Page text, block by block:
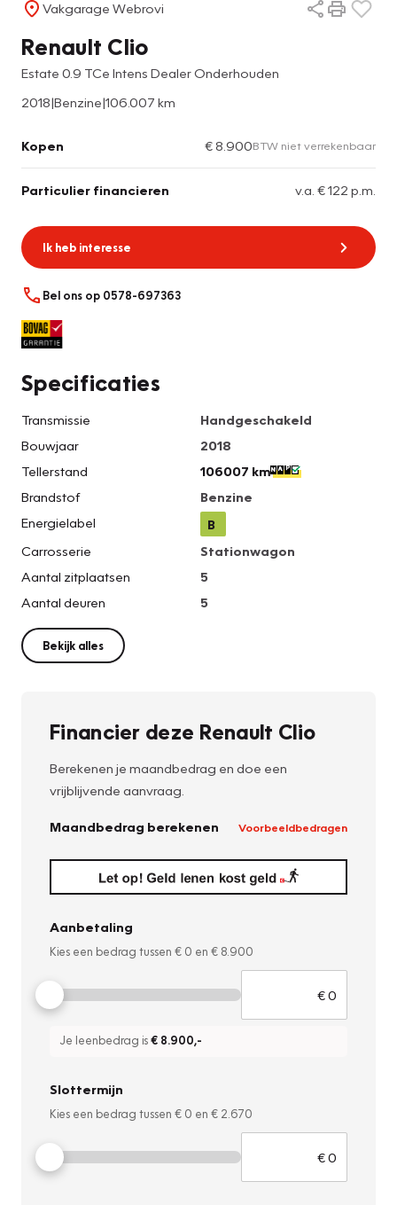
Vakgarage Webrovi
Renault Clio
Estate 0.9 TCe Intens Dealer Onderhouden
2018|Benzine|106.007 km
Kopen € 8.900BTW niet verrekenbaar
Particulier financieren v.a. € 122 p.m.
Ik heb interesse
Bel ons op 0578-697363
Specificaties
Transmissie
Handgeschakeld
Bouwjaar
2018
Tellerstand
106007 km
Brandstof
Benzine
Energielabel
B
Carrosserie
Stationwagon
Aantal zitplaatsen
5
Aantal deuren
5
Bekijk alles
Financier deze Renault Clio
Berekenen je maandbedrag en doe een
vrijblijvende aanvraag.
Maandbedrag berekenen Voorbeeldbedragen
Aanbetaling
Kies een bedrag tussen € 0 en € 8.900
Je leenbedrag is€ 8.900,-
Slottermijn
Kies een bedrag tussen € 0 en € 2.670